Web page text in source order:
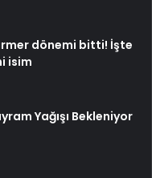
dönemi bitti! İşte
isim
Yağışı Bekleniyor